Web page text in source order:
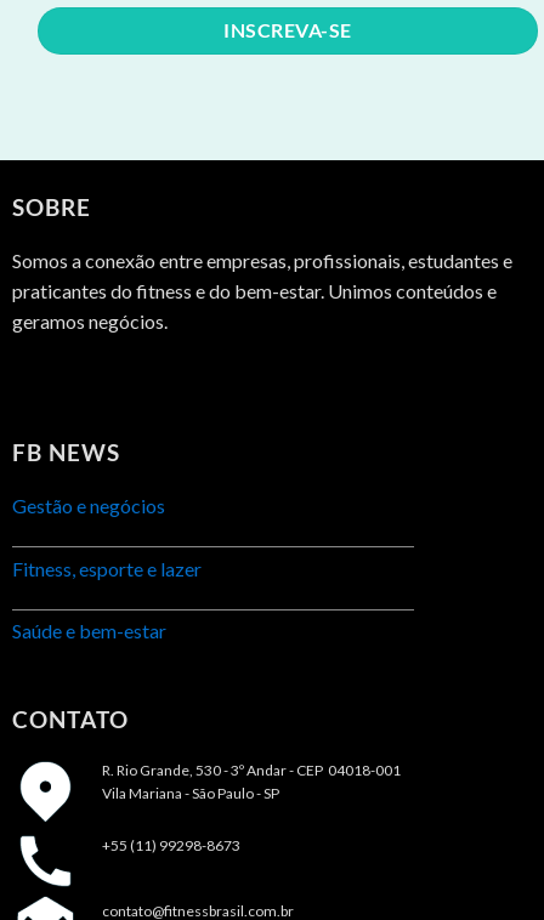
SOBRE
Somos a conexão entre empresas, profissionais, estudantes e
praticantes do fitness e do bem-estar. Unimos conteúdos e
geramos negócios.
FB NEWS
Gestão e negócios
Fitness, esporte e lazer
Saúde e bem-estar
CONTATO
R. Rio Grande, 530 - 3º Andar - CEP 04018-001
Vila Mariana - São Paulo - SP
+55 (11) 99298-8673
contato@fitnessbrasil.com.br